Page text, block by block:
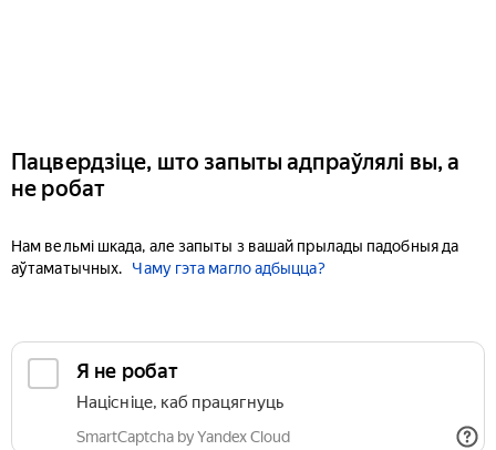
Пацвердзіце, што запыты адпраўлялі вы, а
не робат
Нам вельмі шкада, але запыты з вашай прылады падобныя да
аўтаматычных.
Чаму гэта магло адбыцца?
Я не робат
Націсніце, каб працягнуць
SmartCaptcha by Yandex Cloud